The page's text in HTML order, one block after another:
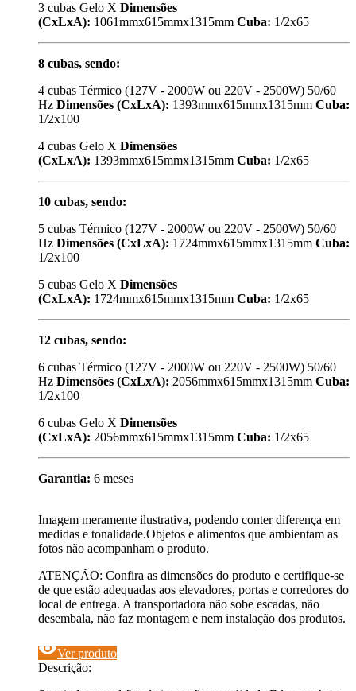
3 cubas Gelo X Dimensões
(CxLxA): 1061mmx615mmx1315mm Cuba: 1/2x65
8 cubas, sendo:
4 cubas Térmico (127V - 2000W ou 220V - 2500W) 50/60
Hz Dimensões (CxLxA): 1393mmx615mmx1315mm Cuba:
1/2x100
4 cubas Gelo X Dimensões
(CxLxA): 1393mmx615mmx1315mm Cuba: 1/2x65
10 cubas, sendo:
5 cubas Térmico (127V - 2000W ou 220V - 2500W) 50/60
Hz Dimensões (CxLxA): 1724mmx615mmx1315mm Cuba:
1/2x100
5 cubas Gelo X Dimensões
(CxLxA): 1724mmx615mmx1315mm Cuba: 1/2x65
12 cubas, sendo:
6 cubas Térmico (127V - 2000W ou 220V - 2500W) 50/60
Hz Dimensões (CxLxA): 2056mmx615mmx1315mm Cuba:
1/2x100
6 cubas Gelo X Dimensões
(CxLxA): 2056mmx615mmx1315mm Cuba: 1/2x65
Garantia: 6 meses
Imagem meramente ilustrativa, podendo conter diferença em
medidas e tonalidade.Objetos e alimentos que ambientam as
fotos não acompanham o produto.
ATENÇÃO: Confira as dimensões do produto e certifique-se
de que estão adequadas aos elevadores, portas e corredores do
local de entrega. A transportadora não sobe escadas, não
desembala, não faz montagem e nem instalação dos produtos.
visibilityVer produto
Descrição: